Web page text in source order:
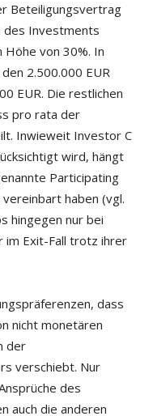
Beteiligungsvertrag
des Investments
Höhe von 30%. In
2.500.000 EUR
EUR. Die restlichen
pro rata der
Inwieweit Investor C
wird, hängt
Participating
haben (vgl.
hingegen nur bei
im Exit-Fall trotz ihrer
dass
nicht monetären
der
verschiebt. Nur
des
auch die anderen